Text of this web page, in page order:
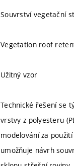
Souvrství vegetační
Vegetation roof
Užitný vzor
Technické řešení se
vrstvy z polyesteru
modelování za
umožňuje návrh